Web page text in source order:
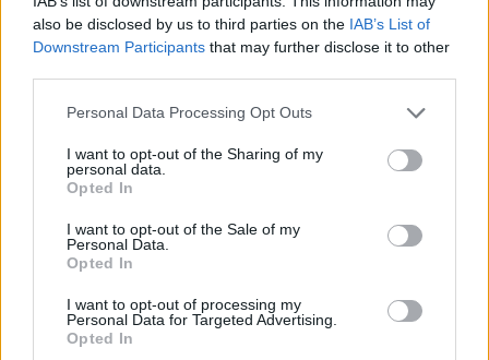
also be disclosed by us to third parties on the IAB’s List of
Downstream Participants that may further disclose it to other
Please note that this website/app uses one or more Google
not limited to your visit or usage behaviour. You may click to
grant or deny consent to Google and its third-party tags to
use your data for below specified purposes in below Google
consent section.
Personal Data Processing Opt Outs
I want to opt-out of the Sharing of my
personal data.
Opted In
I want to opt-out of the Sale of my
Personal Data.
Opted In
I want to opt-out of processing my
Personal Data for Targeted Advertising.
Opted In
hensyn til at Carl er totalt åpen om det som har
skjedd og hvordan det skjedde, og se saken i lys av
alle de negative dopingtestene hun har avlagt før
og etter.
Hva betyr dette for tysk og internasjonalt
langrenn?
– Det er naturligvis svært uheldig. Både for
langrenn som idrett, som fortsatt sliter med
omdømmet etter dopingskandalen på starten av
2000-tallet, og for Victoria Carl. Hun har de siste
årene virkelig begynte å etablere seg i